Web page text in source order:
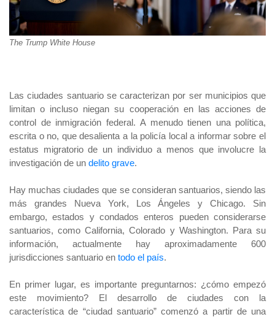
The Trump White House
Las ciudades santuario se caracterizan por ser municipios que
limitan o incluso niegan su cooperación en las acciones de
control de inmigración federal. A menudo tienen una política,
escrita o no, que desalienta a la policía local a informar sobre el
estatus migratorio de un individuo a menos que involucre la
investigación de un delito grave.
Hay muchas ciudades que se consideran santuarios, siendo las
más grandes Nueva York, Los Ángeles y Chicago. Sin
embargo, estados y condados enteros pueden considerarse
santuarios, como California, Colorado y Washington. Para su
información, actualmente hay aproximadamente 600
jurisdicciones santuario en todo el país.
En primer lugar, es importante preguntarnos: ¿cómo empezó
este movimiento? El desarrollo de ciudades con la
característica de “ciudad santuario” comenzó a partir de una